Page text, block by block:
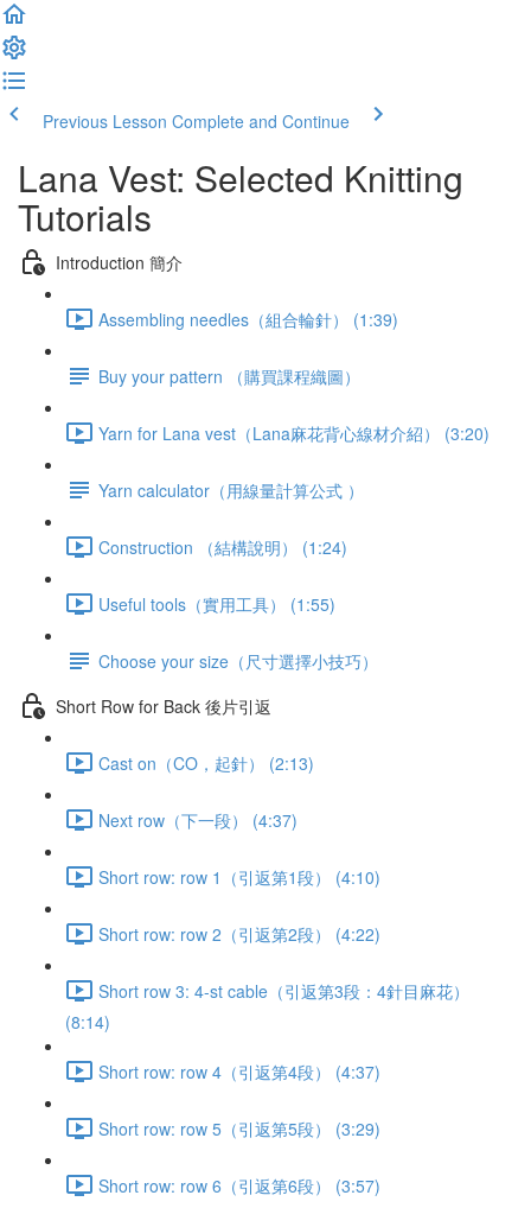
Previous Lesson Complete and Continue
Lana Vest: Selected Knitting
Tutorials
Introduction 簡介
Assembling needles（組合輪針） (1:39)
Buy your pattern （購買課程織圖）
Yarn for Lana vest（Lana麻花背心線材介紹） (3:20)
Yarn calculator（用線量計算公式 ）
Construction （結構說明） (1:24)
Useful tools（實用工具） (1:55)
Choose your size（尺寸選擇小技巧）
Short Row for Back 後片引返
Cast on（CO，起針） (2:13)
Next row（下一段） (4:37)
Short row: row 1（引返第1段） (4:10)
Short row: row 2（引返第2段） (4:22)
Short row 3: 4-st cable（引返第3段：4針目麻花）
(8:14)
Short row: row 4（引返第4段） (4:37)
Short row: row 5（引返第5段） (3:29)
Short row: row 6（引返第6段） (3:57)